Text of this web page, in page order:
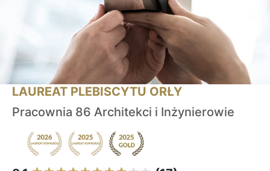
LAUREAT PLEBISCYTU ORŁY
Pracownia 86 Architekci i Inżynierowie